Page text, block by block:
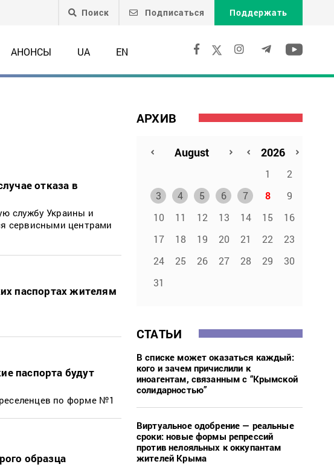
Поиск Подписаться Поддержать
АНОНСЫ UA EN
отказа в
службу Украины и
сервисными центрами
паспортах жителям
паспорта будут
по форме №1
образца
АРХИВ
1
2
3
4 5 6 7 8
9
10
11 12 13 14 15
16
17
18 19 20 21 22
23
24
25 26 27 28 29
30
31
СТАТЬИ
В списке может оказаться каждый:
кого и зачем причислили к
иноагентам, связанным с “Крымской
солидарностью”
Виртуальное одобрение — реальные
сроки: новые формы репрессий
против нелояльных к оккупантам
жителей Крыма